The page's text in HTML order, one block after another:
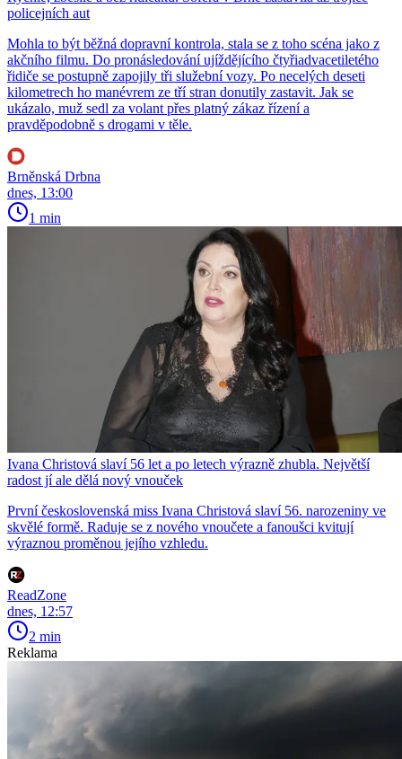
policejních aut
Mohla to být běžná dopravní kontrola, stala se z toho scéna jako z
akčního filmu. Do pronásledování ujíždějícího čtyřiadvacetiletého
řidiče se postupně zapojily tři služební vozy. Po necelých deseti
kilometrech ho manévrem ze tří stran donutily zastavit. Jak se
ukázalo, muž sedl za volant přes platný zákaz řízení a
pravděpodobně s drogami v těle.
Brněnská Drbna
dnes, 13:00
1 min
Ivana Christová slaví 56 let a po letech výrazně zhubla. Největší
radost jí ale dělá nový vnouček
První československá miss Ivana Christová slaví 56. narozeniny ve
skvělé formě. Raduje se z nového vnoučete a fanoušci kvitují
výraznou proměnou jejího vzhledu.
ReadZone
dnes, 12:57
2 min
Reklama